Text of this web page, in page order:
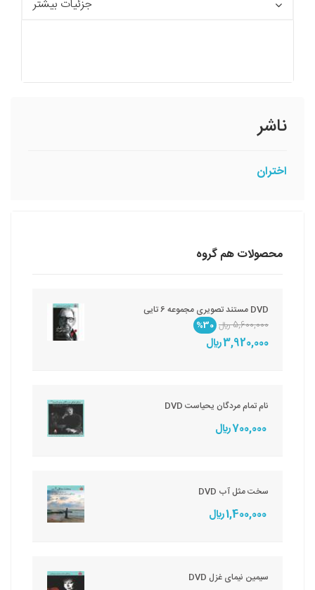
جزئیات بیشتر
ناشر
اختران
محصولات هم گروه
DVD مستند تصویری مجموعه 6 تایی
5,600,000 ريال
%30
3,920,000 ريال
نام تمام مردگان یحیاست DVD
700,000 ريال
سخت مثل آب DVD
1,400,000 ريال
سیمین نیمای غزل DVD